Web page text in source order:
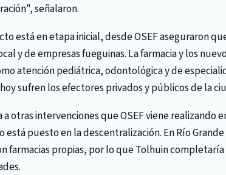
señalaron.
está en etapa inicial, desde OSEF aseguraron
y de empresas fueguinas. La farmacia y los
atención pediátrica, odontológica y de
sufren los efectores privados y públicos de la
a otras intervenciones que OSEF viene
está puesto en la descentralización. En Río
farmacias propias, por lo que Tolhuin